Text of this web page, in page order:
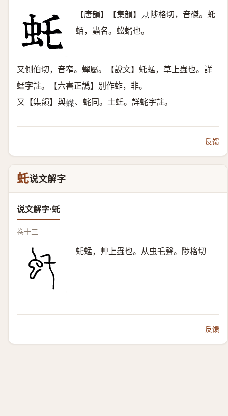
【唐韻】【集韻】 𠀤陟格切，音磔。虴
蛨，蟲名。蚣蝑也。
又側伯切，音窄。蟬屬。【說文】虴蜢，草上蟲也。詳
蜢字註。【六書正譌】別作蚱，非。
又【集韻】與𧎩 、䖳同。土虴。詳䖳字註。
反馈
虴说文解字
说文解字·虴
卷十三
虴蜢，艸上蟲也。从虫乇聲。陟格切
反馈